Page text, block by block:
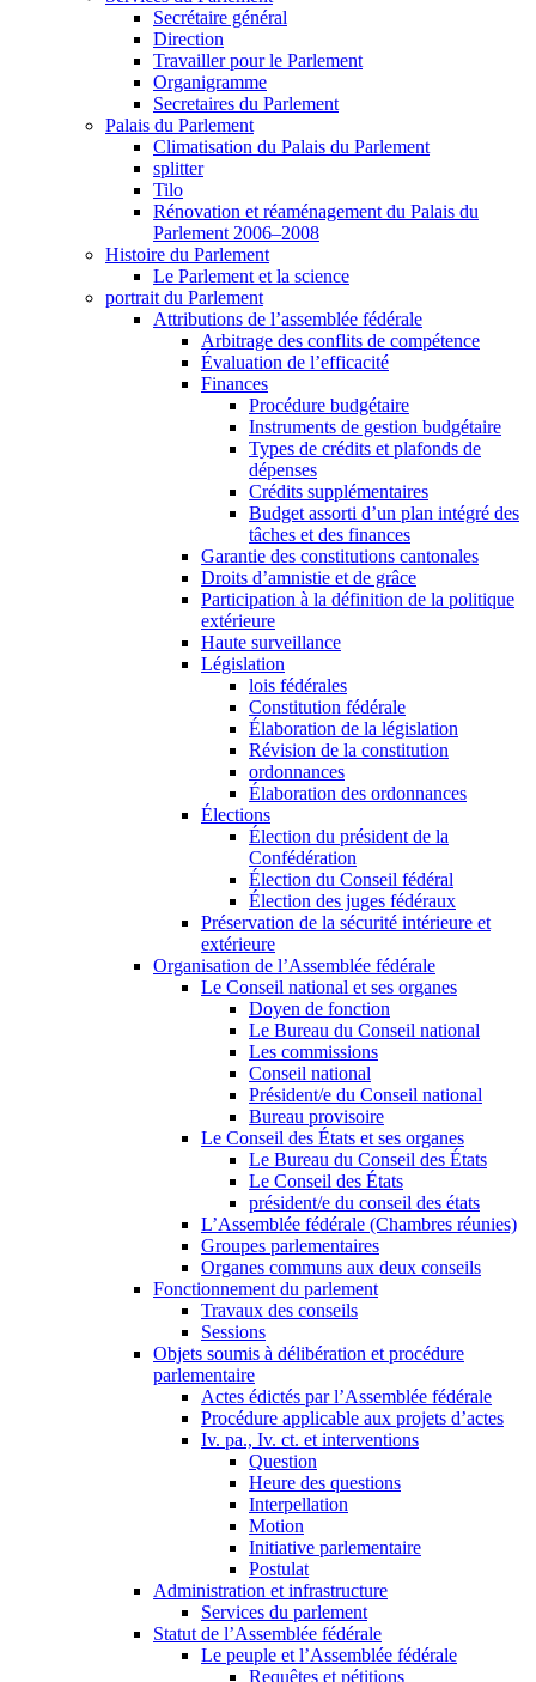
Secrétaire général
Direction
Travailler pour le Parlement
Organigramme
Secretaires du Parlement
Palais du Parlement
Climatisation du Palais du Parlement
splitter
Tilo
Rénovation et réaménagement du Palais du
Parlement 2006–2008
Histoire du Parlement
Le Parlement et la science
portrait du Parlement
Attributions de l’assemblée fédérale
Arbitrage des conflits de compétence
Évaluation de l’efficacité
Finances
Procédure budgétaire
Instruments de gestion budgétaire
Types de crédits et plafonds de
dépenses
Crédits supplémentaires
Budget assorti d’un plan intégré des
tâches et des finances
Garantie des constitutions cantonales
Droits d’amnistie et de grâce
Participation à la définition de la politique
extérieure
Haute surveillance
Législation
lois fédérales
Constitution fédérale
Élaboration de la législation
Révision de la constitution
ordonnances
Élaboration des ordonnances
Élections
Élection du président de la
Confédération
Élection du Conseil fédéral
Élection des juges fédéraux
Préservation de la sécurité intérieure et
extérieure
Organisation de l’Assemblée fédérale
Le Conseil national et ses organes
Doyen de fonction
Le Bureau du Conseil national
Les commissions
Conseil national
Président/e du Conseil national
Bureau provisoire
Le Conseil des États et ses organes
Le Bureau du Conseil des États
Le Conseil des États
président/e du conseil des états
L’Assemblée fédérale (Chambres réunies)
Groupes parlementaires
Organes communs aux deux conseils
Fonctionnement du parlement
Travaux des conseils
Sessions
Objets soumis à délibération et procédure
parlementaire
Actes édictés par l’Assemblée fédérale
Procédure applicable aux projets d’actes
Iv. pa., Iv. ct. et interventions
Question
Heure des questions
Interpellation
Motion
Initiative parlementaire
Postulat
Administration et infrastructure
Services du parlement
Statut de l’Assemblée fédérale
Le peuple et l’Assemblée fédérale
Requêtes et pétitions